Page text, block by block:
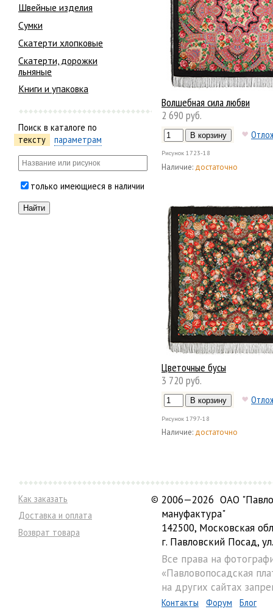
Швейные изделия
Сумки
Скатерти хлопковые
Скатерти, дорожки
льняные
Книги и упаковка
Поиск в каталоге по
тексту
параметрам
только имеющиеся в наличии
Волшебная сила любви
2 690 руб.
Рисунок 1723-18
Наличие: достаточно
Цветочные бусы
3 720 руб.
Рисунок 1797-18
Наличие: достаточно
Как заказать
Доставка и оплата
Возврат товара
© 2006—2026 ОАО
мануфактура"
142500, Московская
г. Павловский Посад,
Все права на
«Павловопосадская
на других сайтах
Контакты Форум Блог